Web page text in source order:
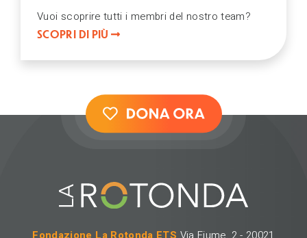
Vuoi scoprire tutti i membri del nostro team?
SCOPRI DI PIÙ